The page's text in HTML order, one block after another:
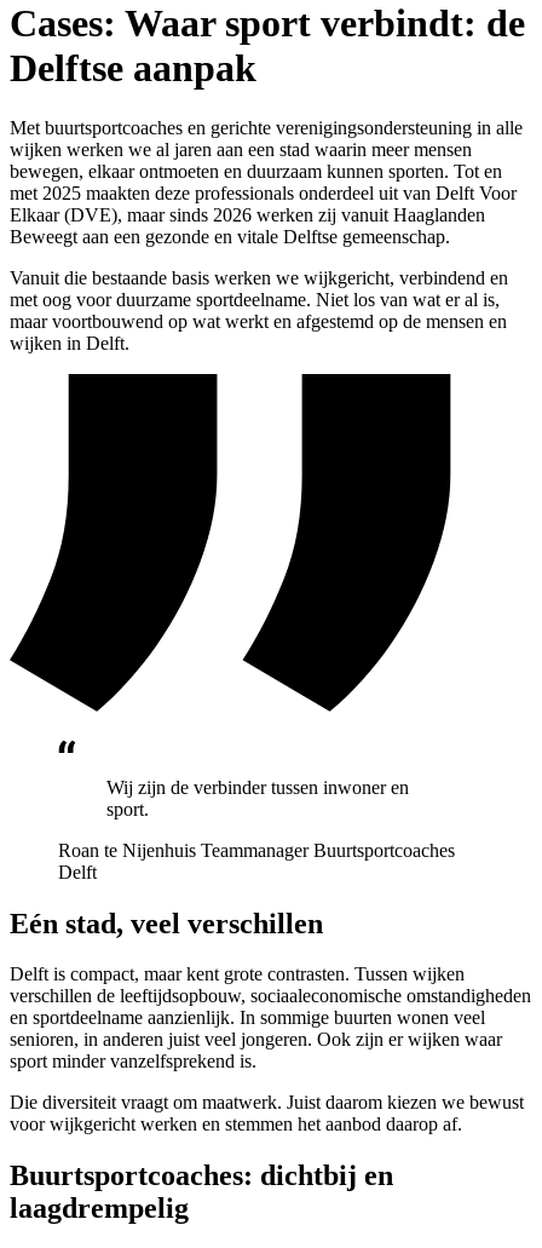
Cases: Waar sport verbindt: de
Delftse aanpak
Met buurtsportcoaches en gerichte verenigingsondersteuning in alle
wijken werken we al jaren aan een stad waarin meer mensen
bewegen, elkaar ontmoeten en duurzaam kunnen sporten. Tot en
met 2025 maakten deze professionals onderdeel uit van Delft Voor
Elkaar (DVE), maar sinds 2026 werken zij vanuit Haaglanden
Beweegt aan een gezonde en vitale Delftse gemeenschap.
Vanuit die bestaande basis werken we wijkgericht, verbindend en
met oog voor duurzame sportdeelname. Niet los van wat er al is,
maar voortbouwend op wat werkt en afgestemd op de mensen en
wijken in Delft.
Wij zijn de verbinder tussen inwoner en
sport.
Roan te Nijenhuis Teammanager Buurtsportcoaches
Delft
Eén stad, veel verschillen
Delft is compact, maar kent grote contrasten. Tussen wijken
verschillen de leeftijdsopbouw, sociaaleconomische omstandigheden
en sportdeelname aanzienlijk. In sommige buurten wonen veel
senioren, in anderen juist veel jongeren. Ook zijn er wijken waar
sport minder vanzelfsprekend is.
Die diversiteit vraagt om maatwerk. Juist daarom kiezen we bewust
voor wijkgericht werken en stemmen het aanbod daarop af.
Buurtsportcoaches: dichtbij en
laagdrempelig